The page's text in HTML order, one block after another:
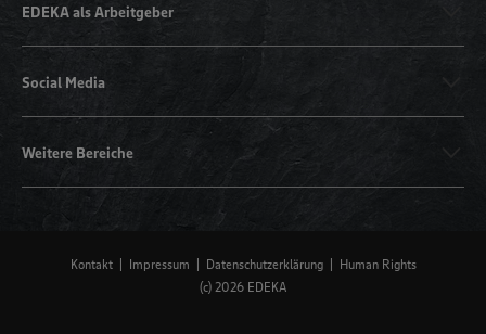
EDEKA als Arbeitgeber
Social Media
Weitere Bereiche
Kontakt Impressum Datenschutzerklärung
Human Rights
(c) 2026 EDEKA